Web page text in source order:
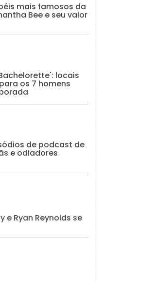
mais famosos da
Bee e seu valor
locais
os 7 homens
de podcast de
e odiadores
e Ryan Reynolds se